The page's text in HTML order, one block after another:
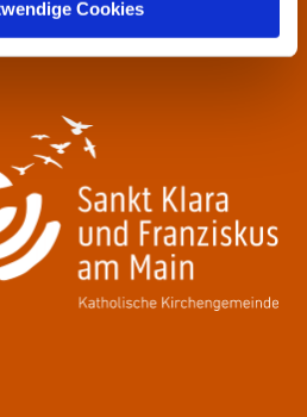
Cookies
09:30 - 12:00